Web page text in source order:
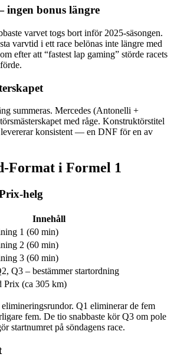
ingen bonus längre
varvet togs bort inför 2025-säsongen.
varvtid i ett race belönas inte längre med
efter att “fastest lap gaming” störde racets
summeras. Mercedes (Antonelli +
med råge. Konstruktörstitel
konsistent — en DNF för en av
Format i Formel 1
helg
Innehåll
1 (60 min)
2 (60 min)
3 (60 min)
Q3 – bestämmer startordning
Prix (ca 305 km)
Q1 eliminerar de fem
fem. De tio snabbaste kör Q3 om pole
startnumret på söndagens race.